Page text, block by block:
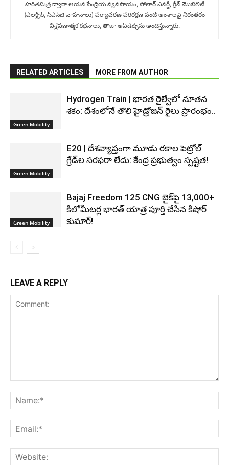
హరితమిత్ర ద్వారా ఆయన సేంద్రియ వ్యవసాయం, సోలార్ ఎనర్జీ, గ్రీన్ మొబిలిటీ
(ఎలక్ట్రిక్‌, సిఎన్‌జి వాహనాలు) ప‌ర్యావ‌ర‌ణ ప‌రిర‌క్ష‌ణ వంటి అంశాలపై నిరంతరం
విశ్లేషణాత్మక కథనాలు, తాజా అప్‌డేట్స్‌ను అందిస్తున్నారు.
RELATED ARTICLES MORE FROM AUTHOR
Green Mobility
Hydrogen Train | భారత రైల్వేలో నూతన
శకం: దేశంలోనే తొలి హైడ్రోజన్ రైలు ప్రారంభం..
Green Mobility
E20 | దేశవ్యాప్తంగా మూడు రకాల పెట్రోల్
గ్రేడ్‌ల సరఫరా లేదు: కేంద్ర ప్రభుత్వం స్పష్టత!
Green Mobility
Bajaj Freedom 125 CNG బైక్‌పై 13,000+
కిలోమీటర్ల భారత్ యాత్ర పూర్తి చేసిన కిషోర్
కుమార్!
LEAVE A REPLY